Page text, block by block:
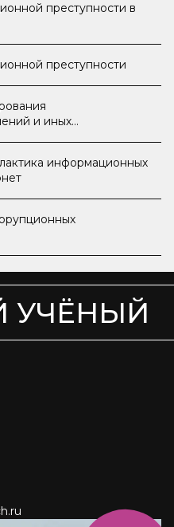
преступности в
преступности
и иных
информационных
УЧЁНЫЙ